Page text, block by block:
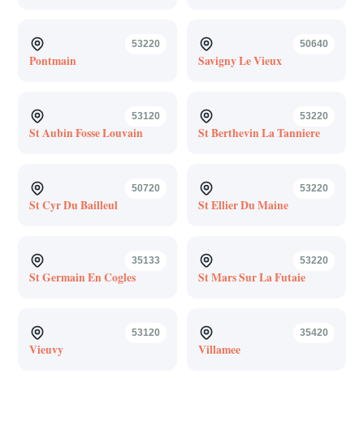
53220
Pontmain
50640
Savigny Le Vieux
53120
St Aubin Fosse Louvain
53220
St Berthevin La Tanniere
50720
St Cyr Du Bailleul
53220
St Ellier Du Maine
35133
St Germain En Cogles
53220
St Mars Sur La Futaie
53120
Vieuvy
35420
Villamee